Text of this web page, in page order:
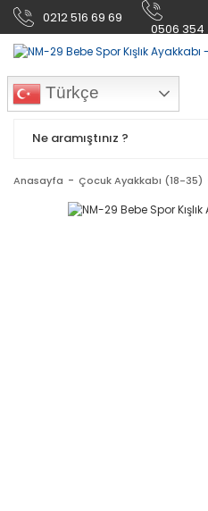
0212 516 69 69
0506 354
Türkçe
Anasayfa Çocuk Ayakkabı (18-35)